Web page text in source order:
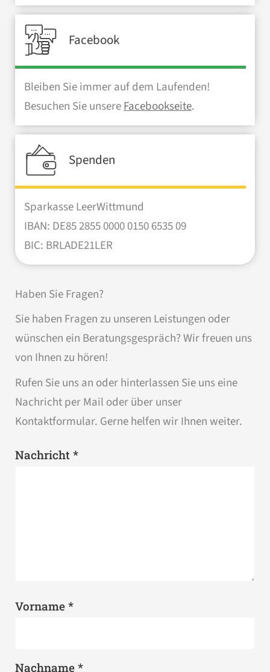
Facebook
Bleiben Sie immer auf dem Laufenden!
Besuchen Sie unsereFacebookseite.
Spenden
Sparkasse LeerWittmund
IBAN: DE85 2855 0000 0150 6535 09
BIC: BRLADE21LER
Haben Sie Fragen?
Sie haben Fragen zu unseren Leistungen oder
wünschen ein Beratungsgespräch? Wir freuen uns
von Ihnen zu hören!
Rufen Sie uns an oder hinterlassen Sie uns eine
Nachricht per Mail oder über unser
Kontaktformular. Gerne helfen wir Ihnen weiter.
Nachricht *
Vorname *
Nachname *